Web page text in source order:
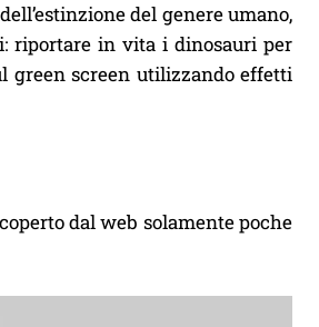
del genere umano,
riportare in vita i dinosauri per
green screen utilizzando effetti
dal web solamente poche